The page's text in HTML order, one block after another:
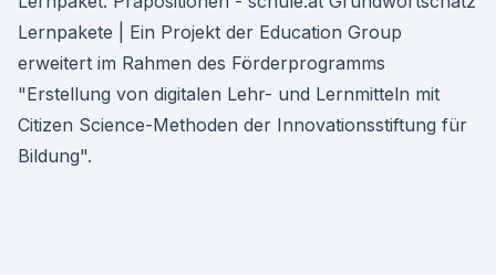
Lernpakete | Ein Projekt der Education Group
erweitert im Rahmen des Förderprogramms
"Erstellung von digitalen Lehr- und Lernmitteln mit
Citizen Science-Methoden der Innovationsstiftung für
Bildung".